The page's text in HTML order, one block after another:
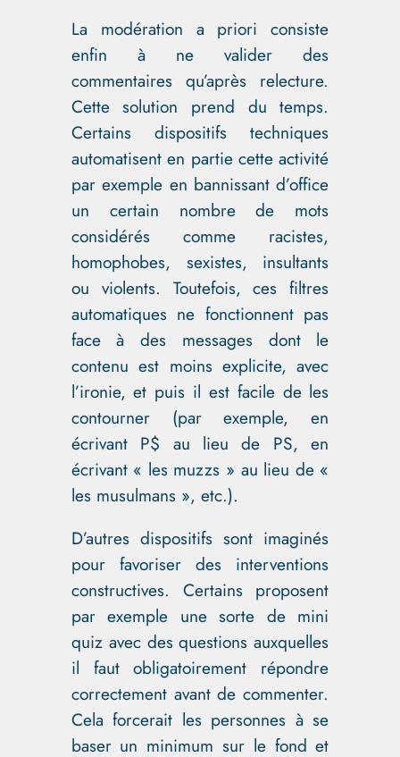
La modération a priori consiste
enfin à ne valider des
commentaires qu’après relecture.
Cette solution prend du temps.
Certains dispositifs techniques
automatisent en partie cette activité
par exemple en bannissant d’office
un certain nombre de mots
considérés comme racistes,
homophobes, sexistes, insultants
ou violents. Toutefois, ces filtres
automatiques ne fonctionnent pas
face à des messages dont le
contenu est moins explicite, avec
l’ironie, et puis il est facile de les
contourner (par exemple, en
écrivant P$ au lieu de PS, en
écrivant « les muzzs » au lieu de «
les musulmans », etc.).
D’autres dispositifs sont imaginés
pour favoriser des interventions
constructives. Certains proposent
par exemple une sorte de mini
quiz avec des questions auxquelles
il faut obligatoirement répondre
correctement avant de commenter.
Cela forcerait les personnes à se
baser un minimum sur le fond et